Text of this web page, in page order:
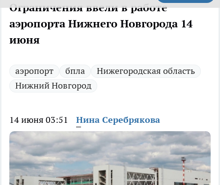
Ограничения ввели в работе
аэропорта Нижнего Новгорода 14
июня
аэропорт бпла
Нижегородская область
Нижний Новгород
14 июня 03:51 Нина Серебрякова